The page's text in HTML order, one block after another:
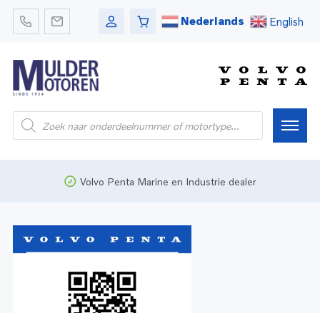
Nederlands English
Onderdelen
Bedrijfsvaart
Volvo Penta Marine en Industrie dealer